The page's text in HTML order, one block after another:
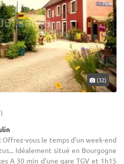
(32)
Offrez-vous le temps d'un week-end
Idéalement situé en Bourgogne
A 30 min d'une gare TGV et 1h15